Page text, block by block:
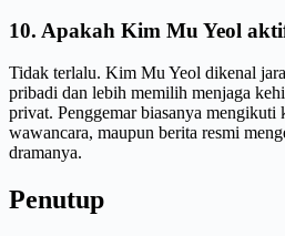
10. Apakah Kim Mu Yeol
Tidak terlalu. Kim Mu Yeol dikenal
pribadi dan lebih memilih menjaga
privat. Penggemar biasanya mengikuti
wawancara, maupun berita resmi
dramanya.
Penutup